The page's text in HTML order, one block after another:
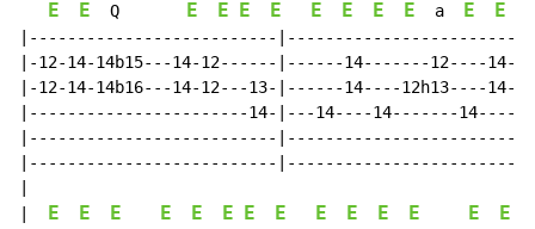
E
E
  Q
E E E E E E E E
  a
E E
|--------------------------
|-12-14-14b15---14-12------|------14-------12----14-
|-12-14-14b16---14-12---13-|------14----12h13----14-
|-----------------------14-|---14----14-------
|--------------------------
|--------------------------
E E E E E E E E E E E E E E